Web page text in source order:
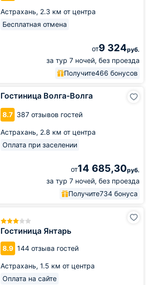
Астрахань, 2.3 км от центра
Бесплатная отмена
от9 324руб.
за тур 7 ночей, без проезда
Получите466 бонусов
Гостиница Волга-Волга
8.7 387 отзывов гостей
Астрахань, 2.8 км от центра
Оплата при заселении
от14 685,30руб.
за тур 7 ночей, без проезда
Получите734 бонуса
Гостиница Янтарь
8.9 144 отзыва гостей
Астрахань, 1.5 км от центра
Оплата на сайте